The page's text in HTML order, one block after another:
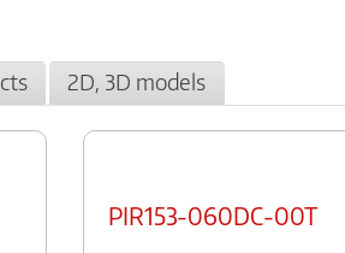
2D, 3D models
PIR153-060DC-00T